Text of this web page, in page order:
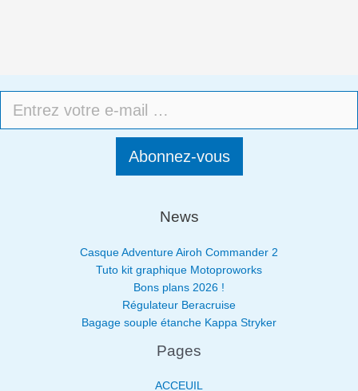
Abonnez-vous
News
Casque Adventure Airoh Commander 2
Tuto kit graphique Motoproworks
Bons plans 2026 !
Régulateur Beracruise
Bagage souple étanche Kappa Stryker
Pages
ACCEUIL